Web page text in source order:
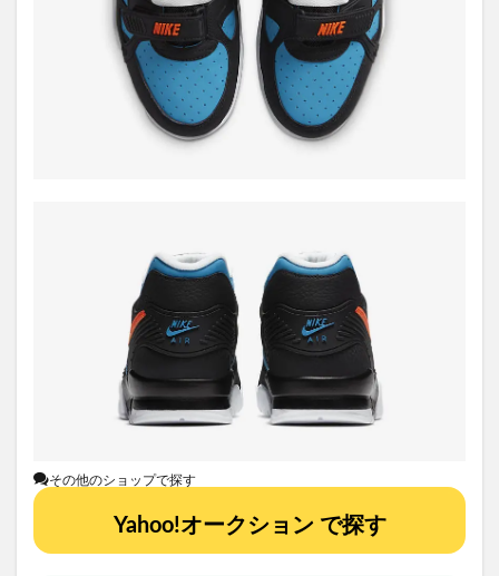
その他のショップで探す
Yahoo!オークション で探す